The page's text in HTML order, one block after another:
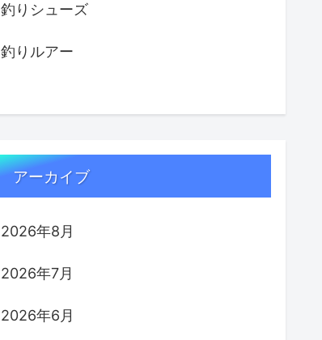
釣りシューズ
釣りルアー
アーカイブ
2026年8月
2026年7月
2026年6月